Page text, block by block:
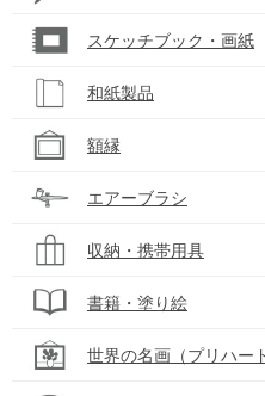
スケッチブック・画紙
和紙製品
額縁
エアーブラシ
収納・携帯用具
書籍・塗り絵
世界の名画（プリハー